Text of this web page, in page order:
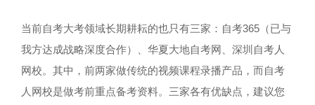
当前自考大考领域长期耕耘的也只有三家：自考365（已与
我方达成战略深度合作）、华夏大地自考网、深圳自考人
网校。其中，前两家做传统的视频课程录播产品，而自考
人网校是做考前重点备考资料。三家各有优缺点，建议您